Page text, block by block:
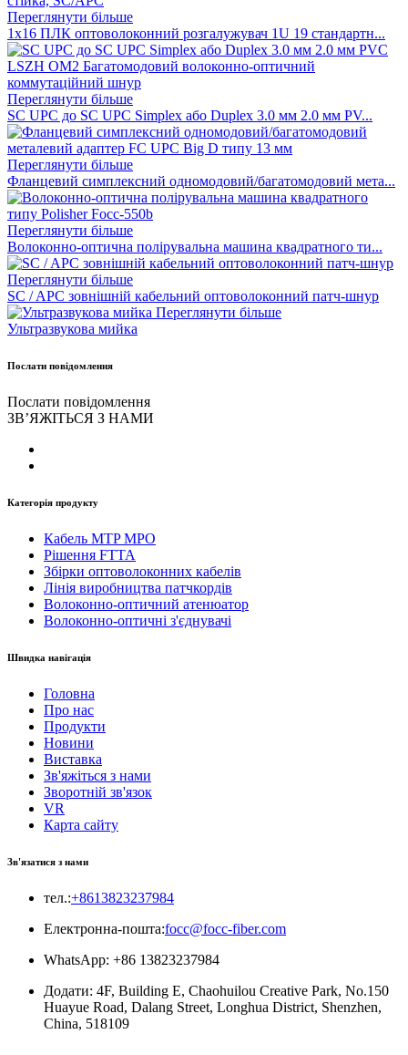
Переглянути більше
1x16 ПЛК оптоволоконний розгалужувач 1U 19 стандартн...
Переглянути більше
SC UPC до SC UPC Simplex або Duplex 3.0 мм 2.0 мм PV...
Переглянути більше
Фланцевий симплексний одномодовий/багатомодовий мета...
Переглянути більше
Волоконно-оптична полірувальна машина квадратного ти...
Переглянути більше
SC / APC зовнішній кабельний оптоволоконний патч-шнур
Переглянути більше
Ультразвукова мийка
Послати повідомлення
Послати повідомлення
ЗВ’ЯЖІТЬСЯ З НАМИ
Категорія продукту
Кабель MTP MPO
Рішення FTTA
Збірки оптоволоконних кабелів
Лінія виробництва патчкордів
Волоконно-оптичний атенюатор
Волоконно-оптичні з'єднувачі
Швидка навігація
Головна
Про нас
Продукти
Новини
Виставка
Зв'яжіться з нами
Зворотній зв'язок
VR
Карта сайту
Зв'язатися з нами
тел.:+8613823237984
Електронна-пошта:focc@focc-fiber.com
WhatsApp: +86 13823237984
Додати: 4F, ​​Building E, Chaohuilou Creative Park, No.150
Huayue Road, Dalang Street, Longhua District, Shenzhen,
China, 518109